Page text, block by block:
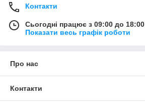
Контакти
Сьогодні працює з 09:00 до 18:00
Показати весь графік роботи
Про нас
Контакти